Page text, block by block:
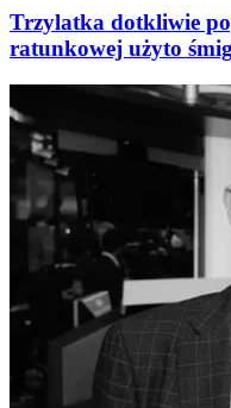
Trzylatka dotkliwie
ratunkowej użyto